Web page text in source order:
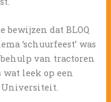
dat BLOQ
‘schuurfeest’ was
van tractoren
wat leek op een
Universiteit.